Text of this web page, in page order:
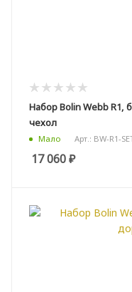
Набор Bolin Webb R1,
чехол
Мало Арт.: BW-R1-
17 060₽